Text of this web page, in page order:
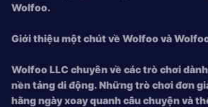
Wolfoo.
Giới thiệu một chút về Wolfoo và
Wolfoo LLC chuyên về các trò chơi
nền tảng di động. Những trò chơi đơn
hằng ngày xoay quanh câu chuyện và